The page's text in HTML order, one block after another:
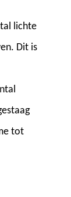
lichte
Dit is
tot